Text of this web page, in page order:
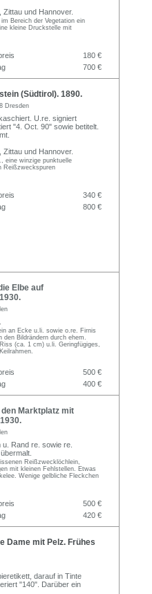
Zittau und Hannover.
Bereich der Vegetation ein
kleine Druckstelle mit
180 €
700 €
(Südtirol). 1890.
Dresden
U.re. signiert
"4. Oct. 90" sowie betitelt.
Zittau und Hannover.
eine winzige punktuelle
Reißzweckspuren
340 €
800 €
Elbe auf
an Ecke u.li. sowie o.re. Firnis
den Bildrändern durch ehem.
(ca. 1 cm) u.li. Geringfügiges,
500 €
400 €
Marktplatz mit
Rand re. sowie re.
Reißzwecklöchlein,
mit kleinen Fehlstellen. Etwas
Wenige gelbliche Fleckchen
500 €
420 €
Dame mit Pelz. Frühes
darauf in Tinte
"140". Darüber ein